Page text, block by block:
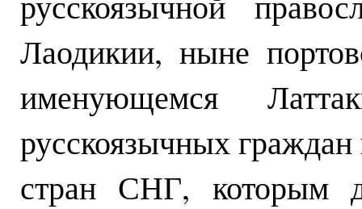
Лаодикии, ныне
именующемся
русскоязычных граждан
стран СНГ, которым